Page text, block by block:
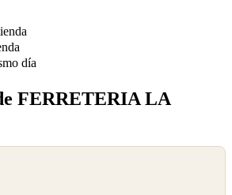
día
FERRETERIA LA